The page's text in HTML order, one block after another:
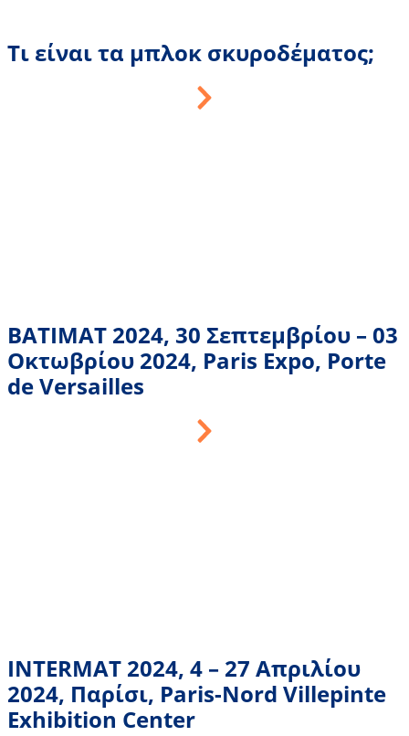
Τι είναι τα μπλοκ σκυροδέματος;
BATIMAT 2024, 30 Σεπτεμβρίου – 03
Οκτωβρίου 2024, Paris Expo, Porte
de Versailles
INTERMAT 2024, 4 – 27 Απριλίου
2024, Παρίσι, Paris-Nord Villepinte
Exhibition Center